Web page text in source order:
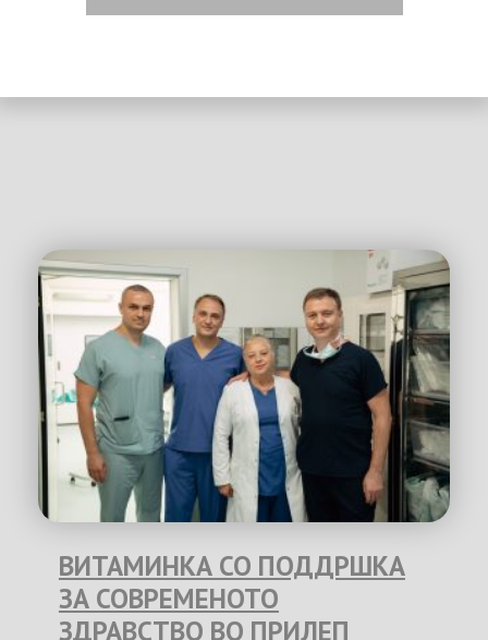
ВИТАМИНКА СО ПОДДРШКА
ЗА СОВРЕМЕНОТО
ЗДРАВСТВО ВО ПРИЛЕП